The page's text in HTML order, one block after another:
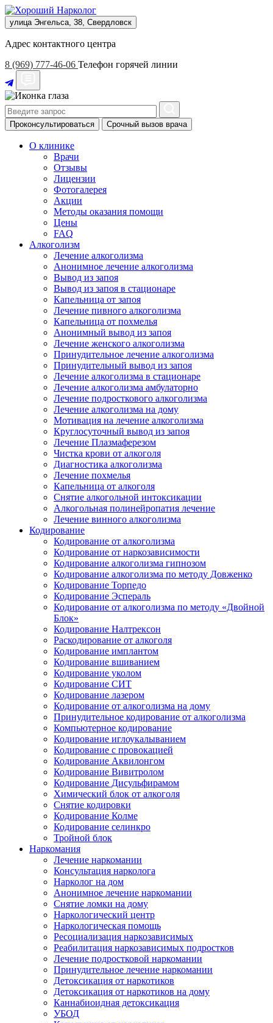
улица Энгельса, 38, Свердловск
Адрес контактного центра
8 (969) 777-46-06 Телефон горячей линии
Проконсультироваться Срочный вызов врача
О клинике
Врачи
Отзывы
Лицензии
Фотогалерея
Акции
Методы оказания помощи
Цены
FAQ
Алкоголизм
Лечение алкоголизма
Анонимное лечение алкоголизма
Вывод из запоя
Вывод из запоя в стационаре
Капельница от запоя
Лечение пивного алкоголизма
Капельница от похмелья
Анонимный вывод из запоя
Лечение женского алкоголизма
Принудительное лечение алкоголизма
Принудительный вывод из запоя
Лечение алкоголизма в стационаре
Лечение алкоголизма амбулаторно
Лечение подросткового алкоголизма
Лечение алкоголизма на дому
Мотивация на лечение алкоголизма
Круглосуточный вывод из запоя
Лечение Плазмаферезом
Чистка крови от алкоголя
Диагностика алкоголизма
Лечение похмелья
Капельница от алкоголя
Снятие алкогольной интоксикации
Алкогольная полинейропатия лечение
Лечение винного алкоголизма
Кодирование
Кодирование от алкоголизма
Кодирование от наркозависимости
Кодирование алкоголизма гипнозом
Кодирование алкоголизма по методу Довженко
Кодирование Торпедо
Кодирование Эспераль
Кодирование от алкоголизма по методу «Двойной
Блок»
Кодирование Налтрексон
Раскодирование от алкоголя
Кодирование имплантом
Кодирование вшиванием
Кодирование уколом
Кодирование СИТ
Кодирование лазером
Кодирование от алкоголизма на дому
Принудительное кодирование от алкоголизма
Компьютерное кодирование
Кодирование иглоукалыванием
Кодирование с провокацией
Кодирование Аквилонгом
Кодирование Вивитролом
Кодирование Дисульфирамом
Химический блок от алкоголя
Снятие кодировки
Кодирование Колме
Кодирование селинкро
Тройной блок
Наркомания
Лечение наркомании
Консультация нарколога
Нарколог на дом
Анонимное лечение наркомании
Снятие ломки на дому
Наркологический центр
Наркологическая помощь
Ресоциализация наркозависимых
Реабилитация наркозависимых подростков
Лечение подростковой наркомании
Принудительное лечение наркомании
Детоксикация от наркотиков
Детоксикация от наркотиков на дому
Каннабиоидная детоксикация
УБОД